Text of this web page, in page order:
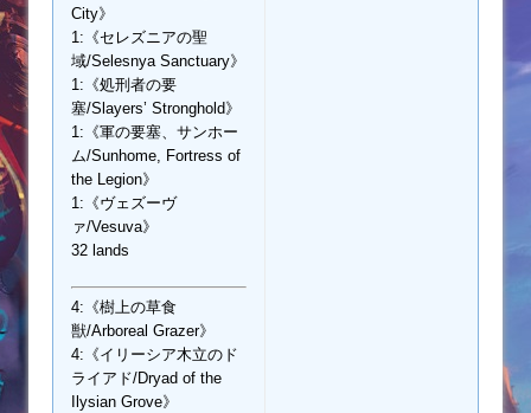
City》
1:《セレズニアの聖
域/Selesnya Sanctuary》
1:《処刑者の要
塞/Slayers’ Stronghold》
1:《軍の要塞、サンホー
ム/Sunhome, Fortress of
the Legion》
1:《ヴェズーヴ
ァ/Vesuva》
32 lands
4:《樹上の草食
獣/Arboreal Grazer》
4:《イリーシア木立のド
ライアド/Dryad of the
Ilysian Grove》